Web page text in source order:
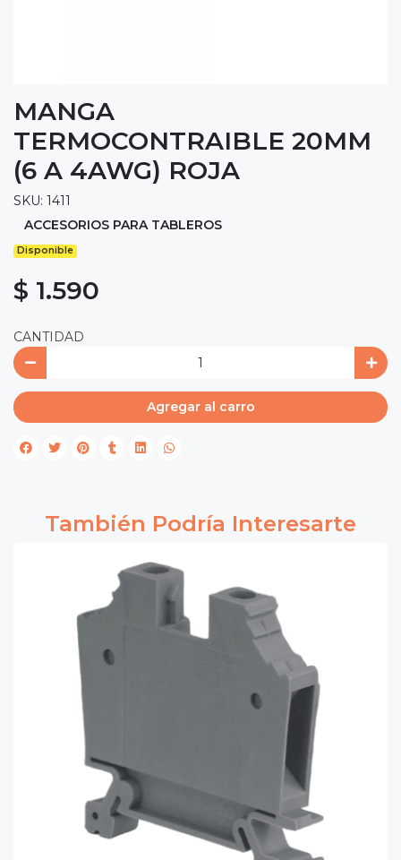
MANGA
TERMOCONTRAIBLE 20MM
(6 A 4AWG) ROJA
SKU: 1411
ACCESORIOS PARA TABLEROS
Disponible
$ 1.590
CANTIDAD
Agregar al carro
También Podría Interesarte